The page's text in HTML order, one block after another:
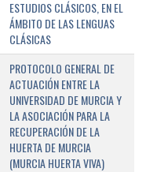
ESTUDIOS CLÁSICOS, EN EL
ÁMBITO DE LAS LENGUAS
CLÁSICAS
PROTOCOLO GENERAL DE
ACTUACIÓN ENTRE LA
UNIVERSIDAD DE MURCIA Y
LA ASOCIACIÓN PARA LA
RECUPERACIÓN DE LA
HUERTA DE MURCIA
(MURCIA HUERTA VIVA)